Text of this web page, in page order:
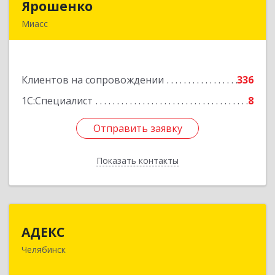
Ярошенко
Миасс
Клиентов на сопровождении
336
1С:Специалист
8
Отправить заявку
Показать контакты
Подробнее
Отправить заявку
Назад
АДЕКС
Челябинск
454080, Челябинская обл, Челябинск г, Смирных